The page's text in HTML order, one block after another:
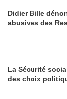
Didier Bille
abusives des
La Sécurité
des choix